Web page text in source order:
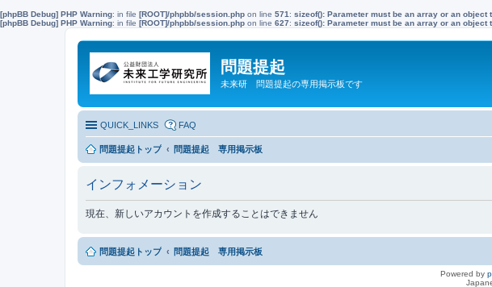
[phpBB Debug] PHP Warning: in file [ROOT]/phpbb/session.php on line 571 : sizeof(): Parameter must be an array or an object
[phpBB Debug] PHP Warning: in file [ROOT]/phpbb/session.php on line 627: sizeof(): Parameter must be an array or an object
問題提起
未来研 問題提起の専用掲示板です
QUICK_LINKS FAQ
問題提起トップ 問題提起 専用掲示板
インフォメーション
現在、新しいアカウントを作成することはできません
問題提起トップ 問題提起 専用掲示板
Powered by